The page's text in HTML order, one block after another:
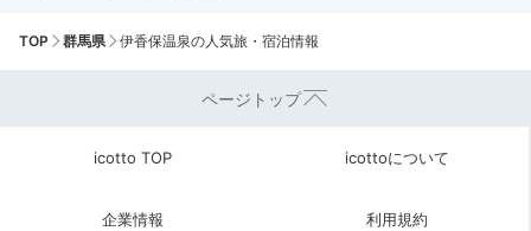
TOP 群馬県 伊香保温泉の人気旅・宿泊情報
ページトップ
icotto TOP icottoについて
企業情報 利用規約